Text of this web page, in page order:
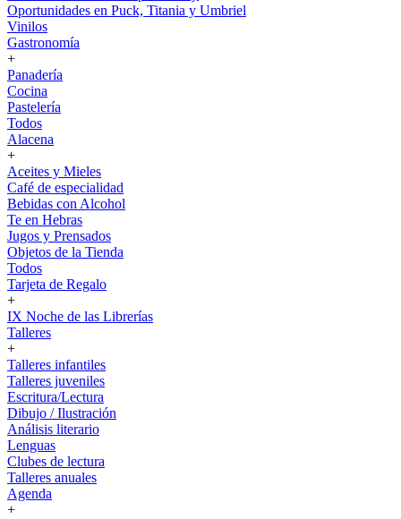
Oportunidades en Puck, Titania y Umbriel
Vinilos
Gastronomía
+
Panadería
Cocina
Pastelería
Todos
Alacena
+
Aceites y Mieles
Café de especialidad
Bebidas con Alcohol
Te en Hebras
Jugos y Prensados
Objetos de la Tienda
Todos
Tarjeta de Regalo
+
IX Noche de las Librerías
Talleres
+
Talleres infantiles
Talleres juveniles
Escritura/Lectura
Dibujo / Ilustración
Análisis literario
Lenguas
Clubes de lectura
Talleres anuales
Agenda
+